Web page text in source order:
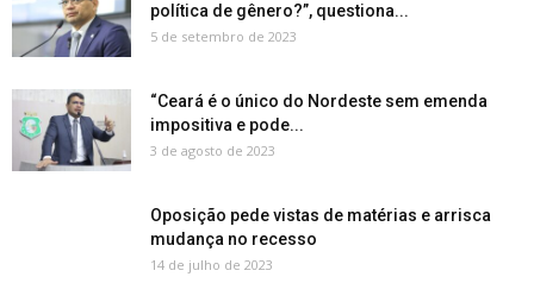
política de gênero?”, questiona...
5 de setembro de 2023
“Ceará é o único do Nordeste sem emenda
impositiva e pode...
3 de agosto de 2023
Oposição pede vistas de matérias e arrisca
mudança no recesso
14 de julho de 2023